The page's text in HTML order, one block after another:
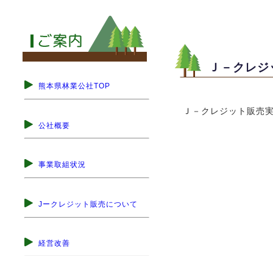
熊本県林業公社TOP
公社概要
事業取組状況
Jークレジット販売について
経営改善
Ｊ－クレ
Ｊ－クレジット販売